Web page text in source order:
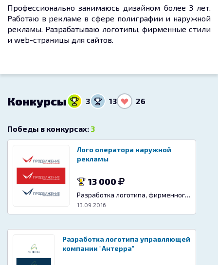
Профессионально занимаюсь дизайном более 3 лет.
Работаю в рекламе в сфере полиграфии и наружной
рекламы. Разрабатываю логотипы, фирменные стили
и web-страницы для сайтов.
Конкурсы 3 13 26
Победы в конкурсах: 3
Лого оператора наружной
рекламы
13 000
Разработка логотипа, фирменного знака
13.09.2016
Разработка логотипа управляющей
компании "Антерра"